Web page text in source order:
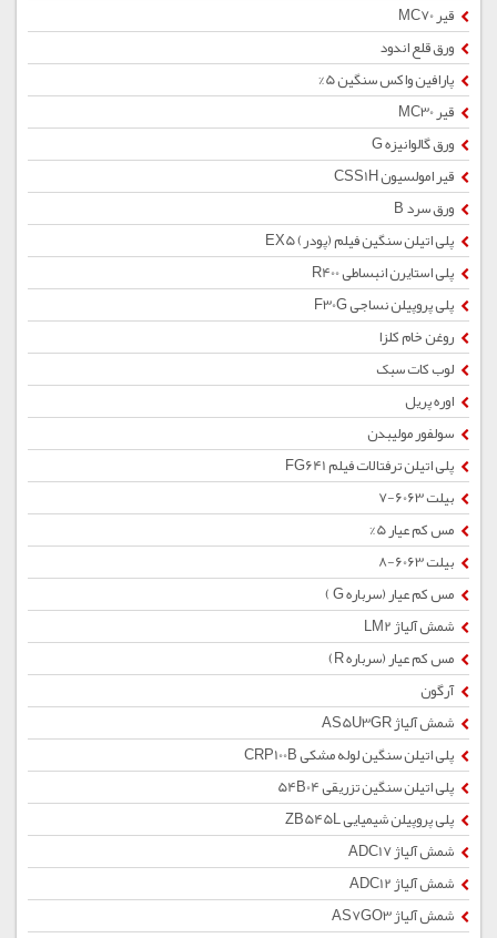
قیر MC70
ورق قلع اندود
پارافین واکس سنگین 5%
قیر MC30
ورق گالوانیزه G
قیر امولسیون CSS1H
ورق سرد B
پلی اتیلن سنگین فیلم (پودر) EX5
پلی استایرن انبساطی R400
پلی پروپیلن نساجی F30G
روغن خام کلزا
لوب کات سبک
اوره پریل
سولفور مولیبدن
پلی اتیلن ترفتالات فیلم FG641
بیلت 6063-7
مس کم عیار 5%
بیلت 6063-8
مس کم عیار (سرباره G )
شمش آلیاژ LM2
مس کم عیار (سرباره R)
آرگون
شمش آلیاژ AS5U3GR
پلی اتیلن سنگین لوله مشکی CRP100B
پلی اتیلن سنگین تزریقی 54B04
پلی پروپیلن شیمیایی ZB545L
شمش آلیاژ ADC17
شمش آلیاژ ADC12
شمش آلیاژ AS7GO3